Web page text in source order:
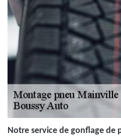
Notre service de gonflage de